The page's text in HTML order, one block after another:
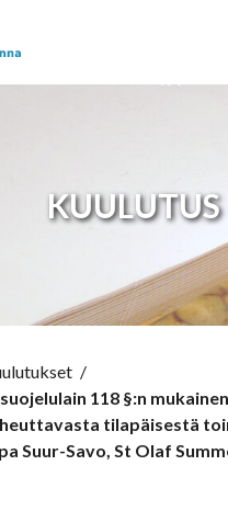
KUULUTUS
/
118 §:n
tilapäisestä
Suur-Savo, St Olaf